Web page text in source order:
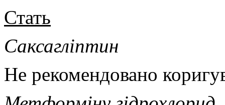
Стать
Саксагліптин
Не рекомендовано